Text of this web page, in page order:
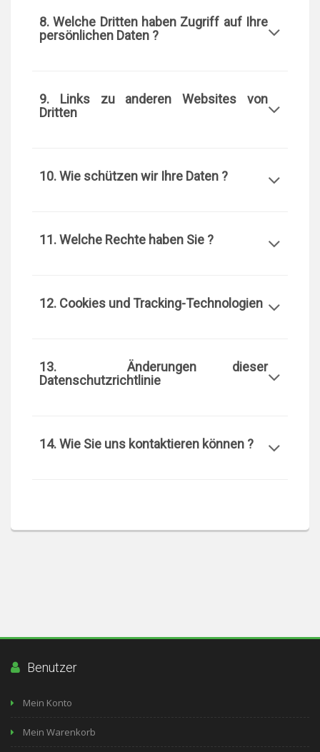
8. Welche Dritten haben Zugriff auf Ihre
persönlichen Daten ?
9. Links zu anderen Websites von
Dritten
10. Wie schützen wir Ihre Daten ?
11. Welche Rechte haben Sie ?
12. Cookies und Tracking-Technologien
13. Änderungen dieser
Datenschutzrichtlinie
14. Wie Sie uns kontaktieren können ?
Benutzer
Mein Konto
Mein Warenkorb